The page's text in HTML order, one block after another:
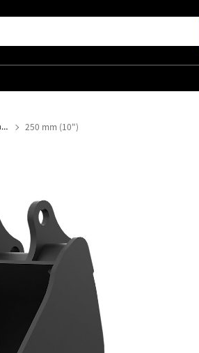
Cucharones de excavación: miniexcavadora 250 mm (10")